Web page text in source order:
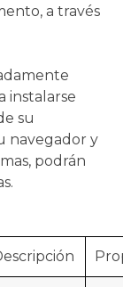
a través
instalarse
su
navegador y
podrán